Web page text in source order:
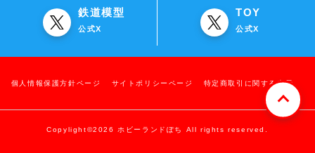
鉄道模型
公式X
TOY
公式X
個人情報保護方針ページ サイトポリシーページ 特定商取引に関する表示
Copylight©2026 ホビーランドぽち All rights reserved.